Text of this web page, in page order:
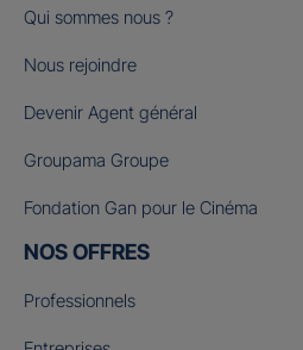
Qui sommes nous ?
Nous rejoindre
Devenir Agent général
Groupama Groupe
Fondation Gan pour le Cinéma
NOS OFFRES
Professionnels